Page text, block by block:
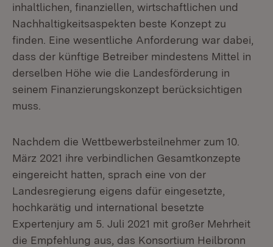
inhaltlichen, finanziellen, wirtschaftlichen und
Nachhaltigkeitsaspekten beste Konzept zu
finden. Eine wesentliche Anforderung war dabei,
dass der künftige Betreiber mindestens Mittel in
derselben Höhe wie die Landesförderung in
seinem Finanzierungskonzept berücksichtigen
muss.
Nachdem die Wettbewerbsteilnehmer zum 10.
März 2021 ihre verbindlichen Gesamtkonzepte
eingereicht hatten, sprach eine von der
Landesregierung eigens dafür eingesetzte,
hochkarätig und international besetzte
Expertenjury am 5. Juli 2021 mit großer Mehrheit
die Empfehlung aus, das Konsortium Heilbronn